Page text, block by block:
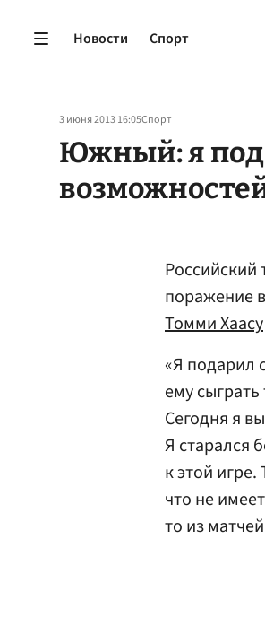
Новости Спорт
3 июня 2013 16:05Спорт
Южный: я
Российский
поражение
Томми Хаасу
«Я подарил
ему
Сегодня я
Я старался
к этой игре.
что не
то из